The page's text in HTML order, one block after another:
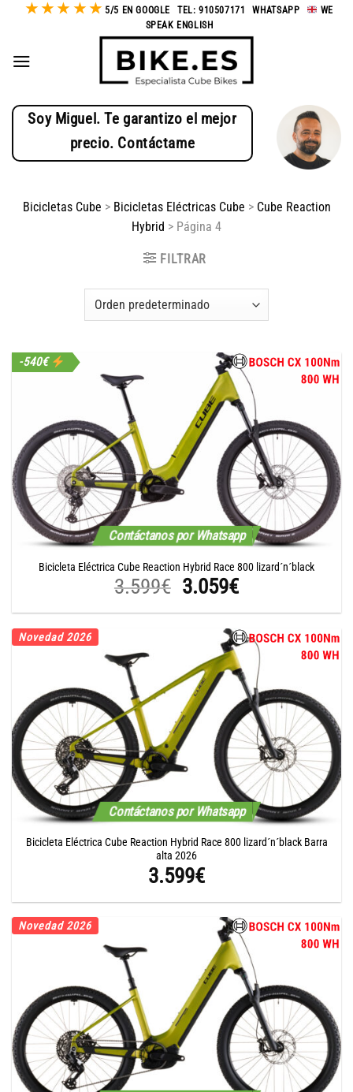
Saltar★ ★ ★ ★★ 5/5 EN GOOGLE TEL: 910507171 -WHATSAPP
WE
SPEAK ENGLISH
Soy Miguel. Te garantizo el mejor
precio. Contáctame
Bicicletas Cube > Bicicletas Eléctricas Cube > Cube Reaction
Hybrid > Página 4
FILTRAR
Contáctanos por Whatsapp
-540€
Bicicleta Eléctrica Cube Reaction Hybrid Race 800 lizard´n´black
3.599€ El
precio
original
3.599€.
3.059€El
precio
actual
es:
3.059€.
Contáctanos por Whatsapp
Novedad 2026
Bicicleta Eléctrica Cube Reaction Hybrid Race 800 lizard´n´black Barra
alta 2026
3.599€
Novedad 2026